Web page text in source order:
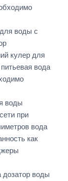
воды с
кулер для
вода
воды
при
вода
как
дозатор воды